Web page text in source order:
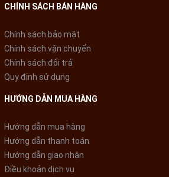
CHÍNH SÁCH BÁN HÀNG
Chính sách bảo mật
Chính sách vận chuyển
Chính sách đổi trả
Quy định sử dụng
HƯỚNG DẪN MUA HÀNG
Hướng dẫn mua hàng
Hướng dẫn thanh toán
Hướng dẫn giao nhận
Điều khoản dịch vụ